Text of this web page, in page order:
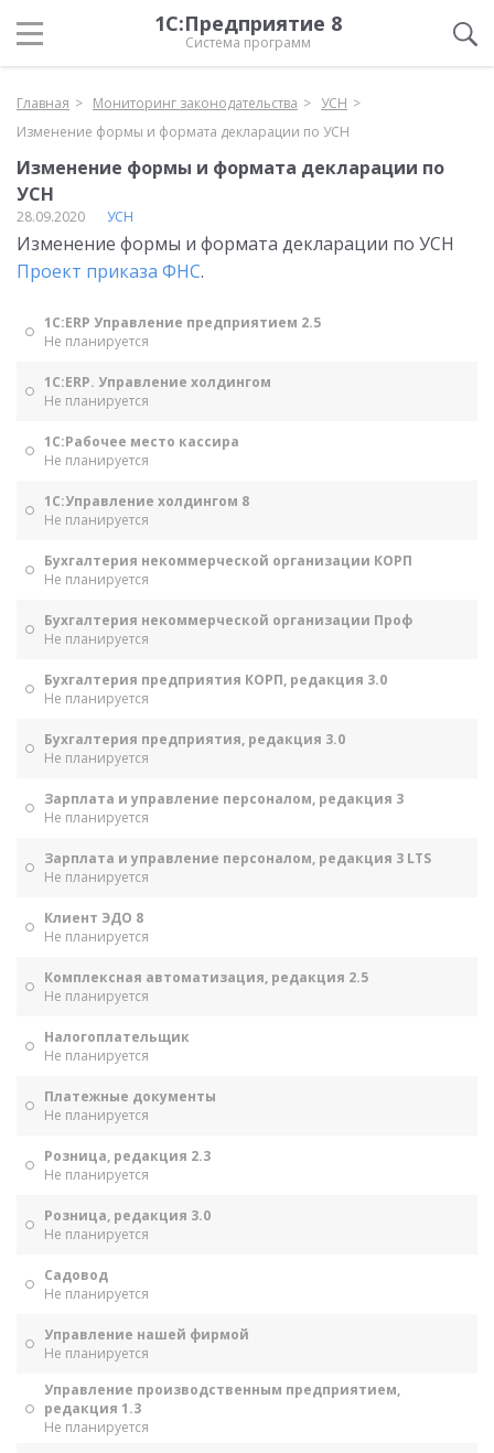
1С:Предприятие 8
Система программ
Главная Мониторинг законодательства
УСН
Изменение формы и формата декларации по УСН
Изменение формы и формата декларации по
УСН
28.09.2020 УСН
Изменение формы и формата декларации по УСН
Проект приказа ФНС.
1С:ERP Управление предприятием 2.5
Не планируется
1С:ERP. Управление холдингом
Не планируется
1С:Рабочее место кассира
Не планируется
1С:Управление холдингом 8
Не планируется
Бухгалтерия некоммерческой организации КОРП
Не планируется
Бухгалтерия некоммерческой организации Проф
Не планируется
Бухгалтерия предприятия КОРП, редакция 3.0
Не планируется
Бухгалтерия предприятия, редакция 3.0
Не планируется
Зарплата и управление персоналом, редакция 3
Не планируется
Зарплата и управление персоналом, редакция 3 LTS
Не планируется
Клиент ЭДО 8
Не планируется
Комплексная автоматизация, редакция 2.5
Не планируется
Налогоплательщик
Не планируется
Платежные документы
Не планируется
Розница, редакция 2.3
Не планируется
Розница, редакция 3.0
Не планируется
Садовод
Не планируется
Управление нашей фирмой
Не планируется
Управление производственным предприятием,
редакция 1.3
Не планируется